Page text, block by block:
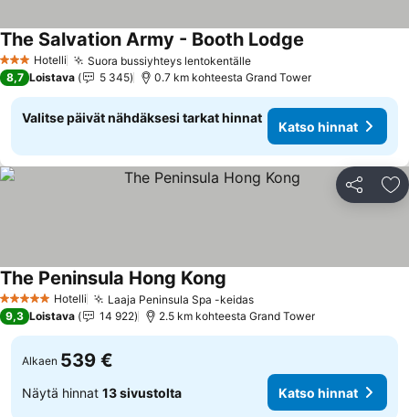
3 Tähtiluokitus
Hotelli Suora bussiyhteys lentokentälle
The Salvation Army - Booth Lodge
8,7 Loistava 5 345 0.7 km kohteesta Grand Tower
Valitse päivät nähdäksesi tarkat hinnat
Katso hinnat
Jaa
5 Tähtiluokitus
Hotelli Laaja Peninsula Spa -keidas
The Peninsula Hong Kong
9,3 Loistava 14 922 2.5 km kohteesta Grand Tower
Alkaen 539 €
Näytä hinnat 13 sivustolta Katso hinnat